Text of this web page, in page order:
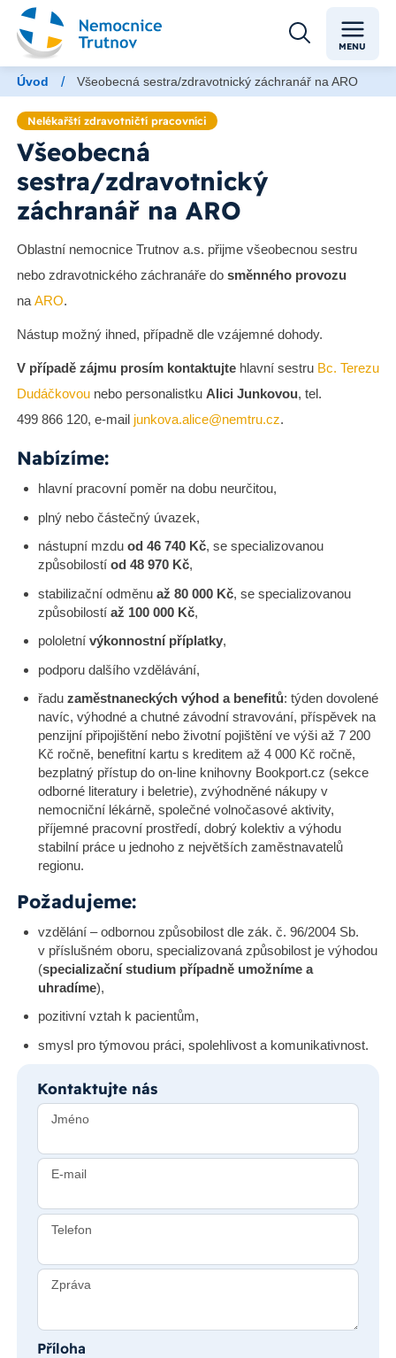
MENU
Úvod / Všeobecná sestra/zdravotnický záchranář na ARO
Nelékařští zdravotničtí pracovníci
Všeobecná
sestra/zdravotnický
záchranář na ARO
Oblastní nemocnice Trutnov a.s. přijme všeobecnou sestru
nebo zdravotnického záchranáře do směnného provozu
naARO.
Nástup možný ihned, případně dle vzájemné dohody.
V případě zájmu prosím kontaktujte hlavní sestru Bc. Terezu
Dudáčkovou nebo personalistku Alici Junkovou, tel.
499 866 120, e-mail junkova.alice@nemtru.cz.
Nabízíme:
hlavní pracovní poměr na dobu neurčitou,
plný nebo částečný úvazek,
nástupní mzdu od 46 740 Kč, se specializovanou
způsobilostí od 48 970 Kč,
stabilizační odměnu až 80 000 Kč, se specializovanou
způsobilostí až 100 000 Kč,
pololetní výkonnostní příplatky,
podporu dalšího vzdělávání,
řadu zaměstnaneckých výhod a benefitů: týden dovolené
navíc, výhodné a chutné závodní stravování, příspěvek na
penzijní připojištění nebo životní pojištění ve výši až 7 200
Kč ročně, benefitní kartu s kreditem až 4 000 Kč ročně,
bezplatný přístup do on-line knihovny Bookport.cz (sekce
odborné literatury i beletrie), zvýhodněné nákupy v
nemocniční lékárně, společné volnočasové aktivity,
příjemné pracovní prostředí, dobrý kolektiv a výhodu
stabilní práce u jednoho z největších zaměstnavatelů
regionu.
Požadujeme:
vzdělání – odbornou způsobilost dle zák. č. 96/2004 Sb.
v příslušném oboru, specializovaná způsobilost je výhodou
(specializační studium případně umožníme a
uhradíme),
pozitivní vztah k pacientům,
smysl pro týmovou práci, spolehlivost a komunikativnost.
Kontaktujte nás
Jméno
E-mail
Telefon
Zpráva
Příloha